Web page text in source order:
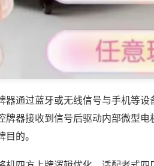
器通过蓝牙或无线信号与手机等
器接收到信号后驱动内部微型电
的。